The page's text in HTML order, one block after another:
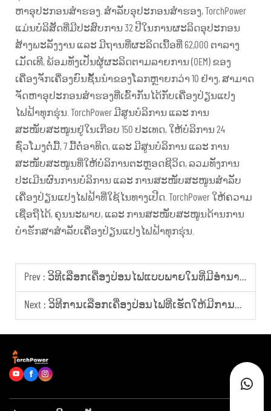
ຫາອຸປະກອນສຳຮອງ. ສຳລັບອຸປະກອນສຳຮອງ, TorchPower
ແມ່ນບໍລິສັດທີ່ມີປະສົບການ 32 ປີໃນການຜະລິດອຸປະກອນ
ສ້າງພະລັງງານ ແລະ ມີຖານທີ່ຜະລິດເນື້ອທີ່ 62,000 ຕາລາງ
ເມັດເທີ, ພ້ອມທັງເປັນຜູ້ຜະລິດຕາມລາຍການ (OEM) ຂອງ
ເຄື່ອງຈັກເຄື່ອງຍົນຊັ້ນນຳຂອງໂລກຫຼາຍກວ່າ 10 ຢ່າງ, ສາມາດ
ຈັດຫາອຸປະກອນສຳຮອງທີ່ເຂົ້າກັນໄດ້ກັບເຄື່ອງປ່ຽນແປງ
ໄຟຟ້າທຸກຮຸ່ນ. TorchPower ມີສູນບໍລິການ ແລະ ການ
ສະໜັບສະໜູນຢູ່ໃນເກືອບ 150 ປະເທດ, ໃຫ້ບໍລິການ 24
ຊົ່ວໂມງຕໍ່ມື້, 7 ມື້ຕໍ່ອາທິດ, ແລະ ມີສູນບໍລິການ ແລະ ການ
ສະໜັບສະໜູນທີ່ໃຫ້ບໍລິການຕະຫຼອດຊີວິດ, ລວມທັງການ
ປະເມີນຜົນການບໍລິການ ແລະ ການສະໜັບສະໜູນສຳລັບ
ເຄື່ອງປ່ຽນແປງໄຟຟ້າທີ່ໃຊ້ໄນທາງເປີດ. TorchPower ໃຫ້ຄວາມ
ເຊື່ອຖືໄດ້, ຄຸນນະພາບ, ແລະ ການສະໜັບສະໜູນດ້ານການ
ບໍາຮັກສາສຳລັບເຄື່ອງປ່ຽນແປງໄຟຟ້າທຸກຮຸ່ນ.
Prev : ວິທີເລືອກເຄື່ອງປ່ອນໄຟແບບພາຍໃນທີ່ມີອຳນາດສູງສຳລັບເວັບໄຊທ໌ການກໍ່ສ້າງ
Next : ວິທີການເລືອກເຄື່ອງປ່ອນໄຟທີ່ເຮັດໃຫ້ມີການຂາຍທີ່ປະສົບຜົນສຳເລັດສຳລັບຕົວແທນສາກົນ?